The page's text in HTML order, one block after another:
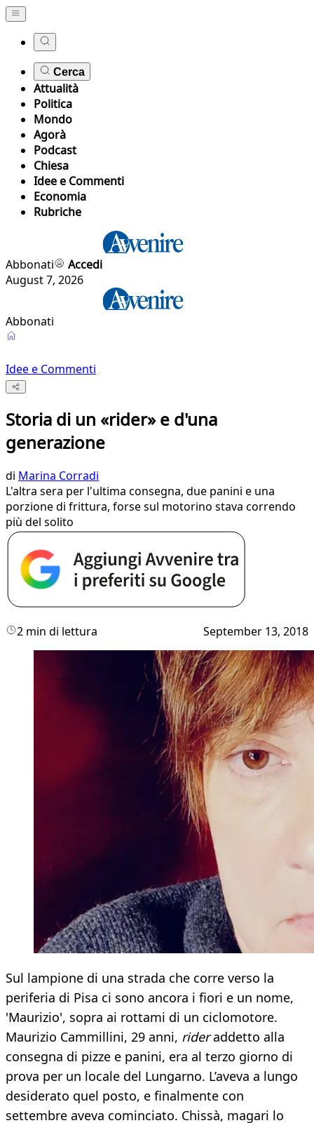
Cerca
Attualità
Politica
Mondo
Agorà
Podcast
Chiesa
Idee e Commenti
Economia
Rubriche
Abbonati
Accedi
August 7, 2026
Abbonati
Idee e Commenti
Storia di un «rider» e d'una
generazione
di Marina Corradi
L'altra sera per l'ultima consegna, due panini e una
porzione di frittura, forse sul motorino stava correndo
più del solito
2 min di lettura September 13, 2018
Sul lampione di una strada che corre verso la
periferia di Pisa ci sono ancora i fiori e un nome,
'Maurizio', sopra ai rottami di un ciclomotore.
Maurizio Cammillini, 29 anni, rideraddetto alla
consegna di pizze e panini, era al terzo giorno di
prova per un locale del Lungarno. L’aveva a lungo
desiderato quel posto, e finalmente con
settembre aveva cominciato. Chissà, magari lo